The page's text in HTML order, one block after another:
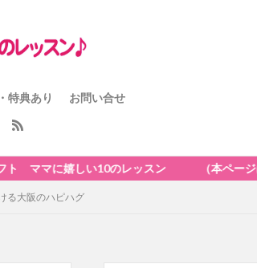
特典あり
お問い合せ
10のレッスン （本ページはプロモーション
る大阪のハピハグ